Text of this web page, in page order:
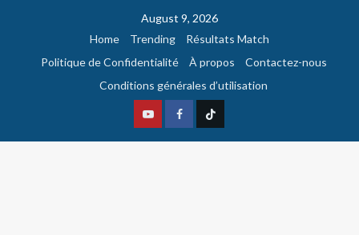
August 9, 2026
Home
Trending
Résultats Match
Politique de Confidentialité
À propos
Contactez-nous
Conditions générales d’utilisation